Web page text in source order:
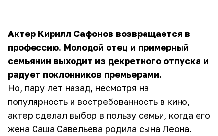
Актер Кирилл Сафонов возвращается в
профессию. Молодой отец и примерный
семьянин выходит из декретного отпуска и
радует поклонников премьерами.
Но, пару лет назад, несмотря на
популярность и востребованность в кино,
актер сделал выбор в пользу семьи, когда его
жена Саша Савельева родила сына Леона.